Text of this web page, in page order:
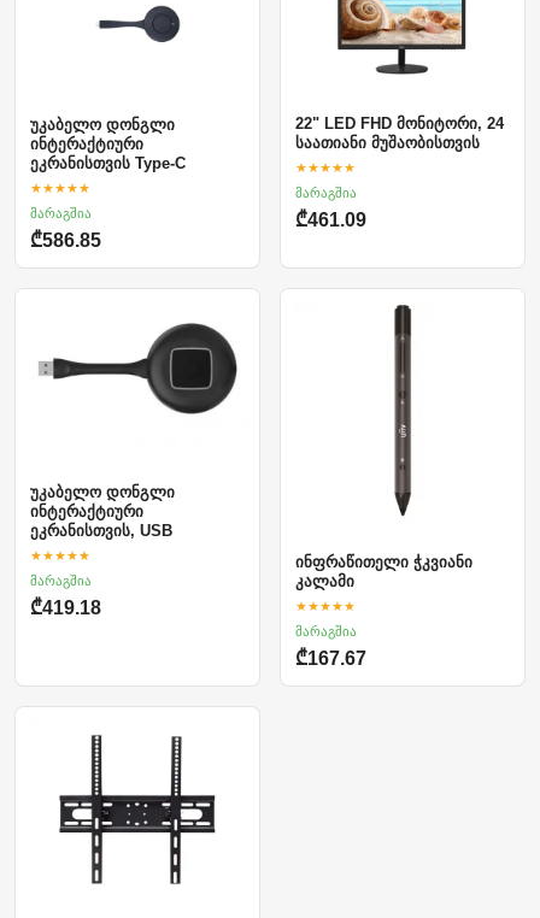
უკაბელო დონგლი
ინტერაქტიური
ეკრანისთვის Type-C
★★★★★
მარაგშია
₾586.85
22" LED FHD მონიტორი, 24
საათიანი მუშაობისთვის
★★★★★
მარაგშია
₾461.09
უკაბელო დონგლი
ინტერაქტიური
ეკრანისთვის, USB
★★★★★
მარაგშია
₾419.18
ინფრაწითელი ჭკვიანი
კალამი
★★★★★
მარაგშია
₾167.67